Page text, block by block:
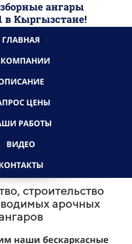
ангары
в Кыргызстане!
ГЛАВНАЯ
ЦЕНЫ
РАБОТЫ
ВИДЕО
строительство
арочных
наши бескаркасные